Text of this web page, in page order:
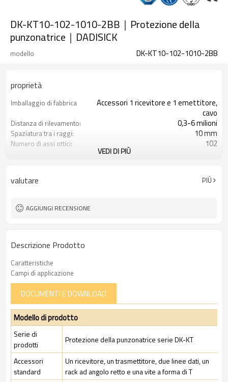
DK-KT10-102-1010-2BB｜Protezione della
punzonatrice｜DADISICK
modello DK-KT10-102-1010-2BB
proprietà
Imballaggio di fabbrica
Accessori 1 ricevitore e 1 emettitore,
cavo
Distanza di rilevamento: 0,3-6 milioni
Spaziatura tra i raggi: 10 mm
Numero di assi ottici: 102
Spina di interfaccia Dotato di connettore M8
VEDI DI PIÙ
valutare PIÙ
AGGIUNGI RECENSIONE
Descrizione Prodotto
Caratteristiche
Campi di applicazione
DOCUMENTI E DOWNLOAD
Modello di prodotto
Serie di
prodotti
Protezione della punzonatrice serie DK-KT
Accessori
standard
Un ricevitore, un trasmettitore, due linee dati, un
rack ad angolo retto e una vite a forma di T